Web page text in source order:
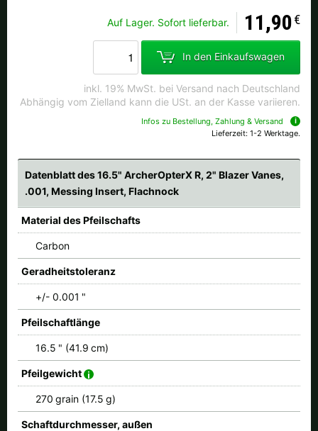
Auf Lager. Sofort lieferbar. 11,90€
In den Einkaufswagen
inkl. 19% MwSt. bei Versand nach Deutschland
Abhängig vom Zielland kann die USt. an der Kasse variieren.
Infos zu Bestellung, Zahlung & Versand
Lieferzeit: 1-2 Werktage.
Datenblatt des 16.5" ArcherOpterX R, 2" Blazer Vanes,
.001, Messing Insert, Flachnock
Material des Pfeilschafts
Carbon
Geradheitstoleranz
+/- 0.001 "
Pfeilschaftlänge
16.5 " (41.9 cm)
Pfeilgewicht
270 grain (17.5 g)
Schaftdurchmesser, außen